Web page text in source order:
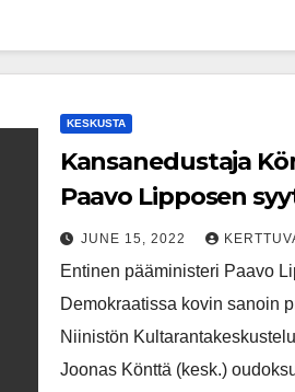
KESKUSTA
Kansanedustaja
Paavo Lipposen
peiliin –
makua
JUNE 15, 2022
Entinen pääministeri Paavo
Demokraatissa kovin sanoin
Niinistön
Joonas Könttä (kesk.)